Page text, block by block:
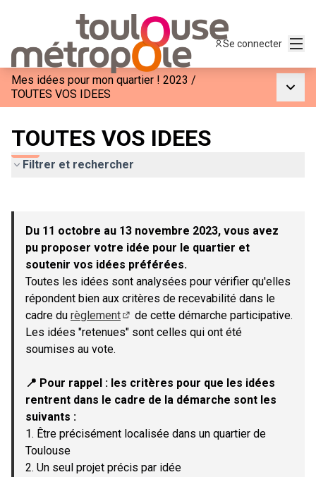
Se connecter
Mes idées pour mon quartier ! 2023 /
TOUTES VOS IDEES
TOUTES VOS IDEES
Filtrer et rechercher
−
Du 11 octobre au 13 novembre 2023, vous avez
pu proposer votre idée pour le quartier et
soutenir vos idées préférées.
Toutes les idées sont analysées pour vérifier qu'elles
répondent bien aux critères de recevabilité dans le
cadre du règlement
(Lien externe)
de cette démarche participative.
Les idées "retenues" sont celles qui ont été
soumises au vote.
📍 Pour rappel : les critères pour que les idées
rentrent dans le cadre de la démarche sont les
suivants :
1. Être précisément localisée dans un quartier de
Toulouse
2. Un seul projet précis par idée